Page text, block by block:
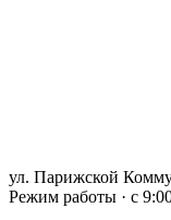
ул. Парижской
Режим работы · с